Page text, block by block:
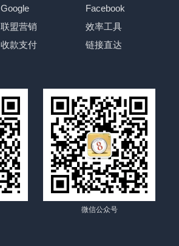
Google
Facebook
联盟营销
效率工具
收款支付 链接直达
微信公众号